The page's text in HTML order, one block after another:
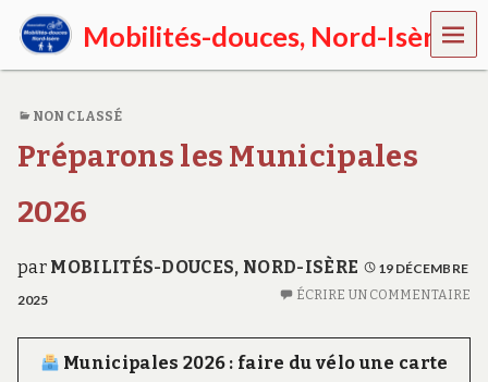
Mobilités-douces, Nord-Isère
E
N
r
-
I
è
r
MEN
U
NON CLASSÉ
Préparons les Municipales
2026
par MOBILITÉS-DOUCES, NORD-ISÈRE
19 DÉCEMBRE
2025
ÉCRIRE UN COMMENTAIRE
Municipales 2026 : faire du vélo une carte